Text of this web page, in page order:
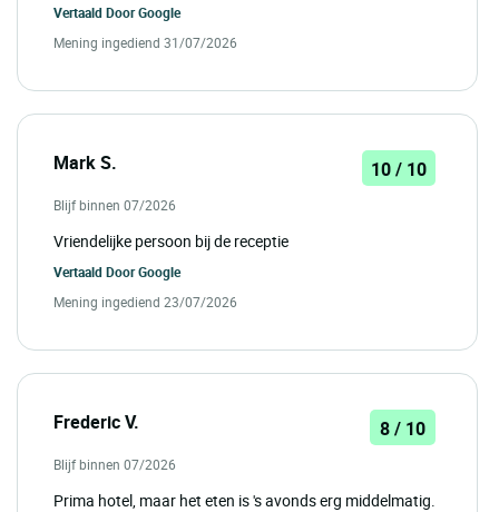
Vertaald DoorGoogle
Mening ingediend 31/07/2026
Mark S. 10 / 10
Blijf binnen 07/2026
Vriendelijke persoon bij de receptie
Vertaald DoorGoogle
Mening ingediend 23/07/2026
Frederic V. 8 / 10
Blijf binnen 07/2026
Prima hotel, maar het eten is 's avonds erg middelmatig.